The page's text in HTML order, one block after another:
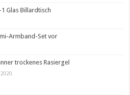
Glas Billardtisch
Armband-Set vor
trockenes Rasiergel